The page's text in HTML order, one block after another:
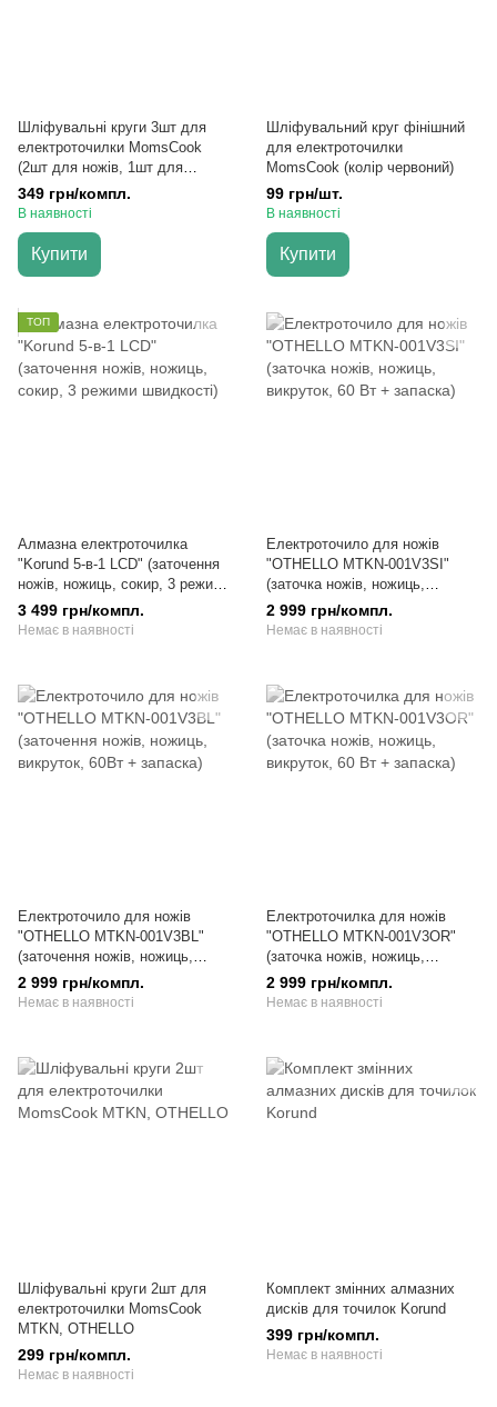
Шліфувальні круги 3шт для
електроточилки MomsCook
(2шт для ножів, 1шт для
ножиць)
349 грн/компл.
В наявності
Купити
Шліфувальний круг фінішний
для електроточилки
MomsCook (колір червоний)
99 грн/шт.
В наявності
Купити
ТОП
Алмазна електроточилка
"Korund 5-в-1 LCD" (заточення
ножів, ножиць, сокир, 3 режими
швидкості)
3 499 грн/компл.
Немає в наявності
Електроточило для ножів
"OTHELLO MTKN-001V3SI"
(заточка ножів, ножиць,
викруток, 60 Вт + запаска)
2 999 грн/компл.
Немає в наявності
Електроточило для ножів
"OTHELLO MTKN-001V3BL"
(заточення ножів, ножиць,
викруток, 60Вт + запаска)
2 999 грн/компл.
Немає в наявності
Електроточилка для ножів
"OTHELLO MTKN-001V3OR"
(заточка ножів, ножиць,
викруток, 60 Вт + запаска)
2 999 грн/компл.
Немає в наявності
Шліфувальні круги 2шт для
електроточилки MomsCook
MTKN, OTHELLO
299 грн/компл.
Немає в наявності
Комплект змінних алмазних
дисків для точилок Korund
399 грн/компл.
Немає в наявності